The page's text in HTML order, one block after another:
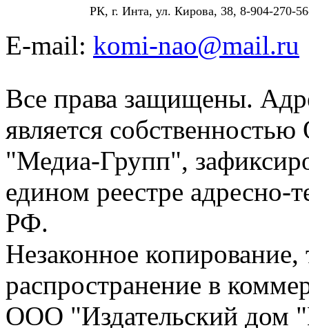
РК, г. Инта, ул. Кирова, 38, 8-904-270-
E-mail: komi-nao@mail.ru
Все права защищены.
является
"Медиа-Групп",
едином реестре адресно-
РФ.
Незаконное
распространение в
ООО "Издательский дом